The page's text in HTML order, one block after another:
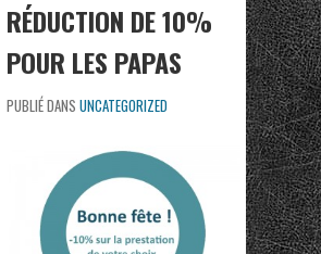
o
k
RÉDUCTION DE 10%
POUR LES PAPAS
PUBLIÉ DANS UNCATEGORIZED